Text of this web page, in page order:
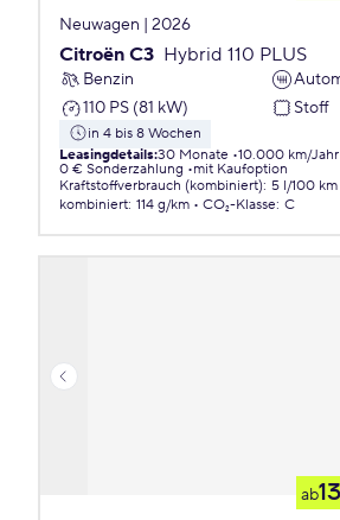
Neuwagen | 2026
Citroën C3 Hybrid 110 PLUS
Benzin
110 PS (81 kW)
Stoff
in 4 bis 8 Wochen
Leasingdetails:30 Monate 10.000 km/Jahr
0 € Sonderzahlung
mit Kaufoption
Kraftstoffverbrauch (kombiniert): 5 l/100 km
kombiniert: 114 g/km CO₂-Klasse: C
ab